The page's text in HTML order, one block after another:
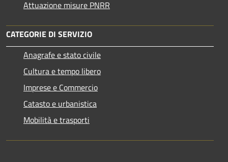
Attuazione misure PNRR
CATEGORIE DI SERVIZIO
Anagrafe e stato civile
Cultura e tempo libero
Imprese e Commercio
Catasto e urbanistica
Mobilità e trasporti